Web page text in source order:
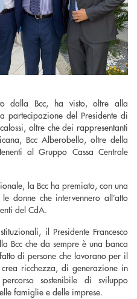
dalla Bcc, ha visto, oltre alla
partecipazione del Presidente di
oltre che dei rappresentanti
Bcc Alberobello, oltre della
al Gruppo Cassa Centrale
la Bcc ha premiato, con una
donne che intervennero all’atto
del CdA.
il Presidente Francesco
Bcc che da sempre è una banca
di persone che lavorano per il
ricchezza, di generazione in
sostenibile di sviluppo
famiglie e delle imprese.